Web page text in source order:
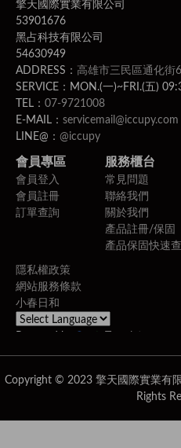
擎天國際實業有限公司
53901676
黑占科技有限公司
54630949
ADDRESS： 高雄市三民區通化街
SERVICE：MON.(一)~FRI.(五)
TEL： 07-9721008
E-MAIL： servicemail@iccupy.com
LINE@： @iccupy
會員專區
會員登入
會員註冊
訂單查詢
服務櫃台
常見問題
聯絡我們
關於我們
產品註冊/保固
產品保固快速
隱私權政策
網站服務條款
小春日和
Copyright © 2023 擎天國際實業有
Rights